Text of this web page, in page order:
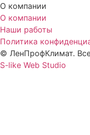
О компании
О компании
Наши работы
Политика
© ЛенПрофКлимат.
S-like Web Studio